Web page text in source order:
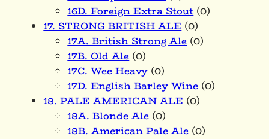
16D. Foreign Extra Stout(0)
17. STRONG BRITISH ALE(0)
17A. British Strong Ale(0)
17B. Old Ale(0)
17C. Wee Heavy(0)
17D. English Barley Wine(0)
18. PALE AMERICAN ALE(0)
18A. Blonde Ale(0)
18B. American Pale Ale(0)